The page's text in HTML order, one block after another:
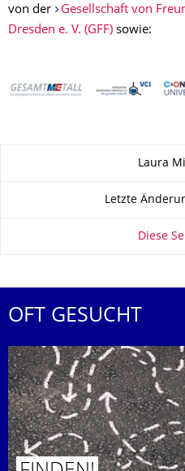
von der
Gesellschaft von
Dresden e. V. (GFF) sowie:
Laura
Letzte
Diese
OFT GESUCHT